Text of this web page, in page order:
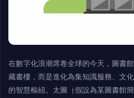
在數字化浪潮席卷全球的今天，圖書
藏書樓，而是進化為集知識服務、文
的智慧樞紐。太圖（假設為某圖書館